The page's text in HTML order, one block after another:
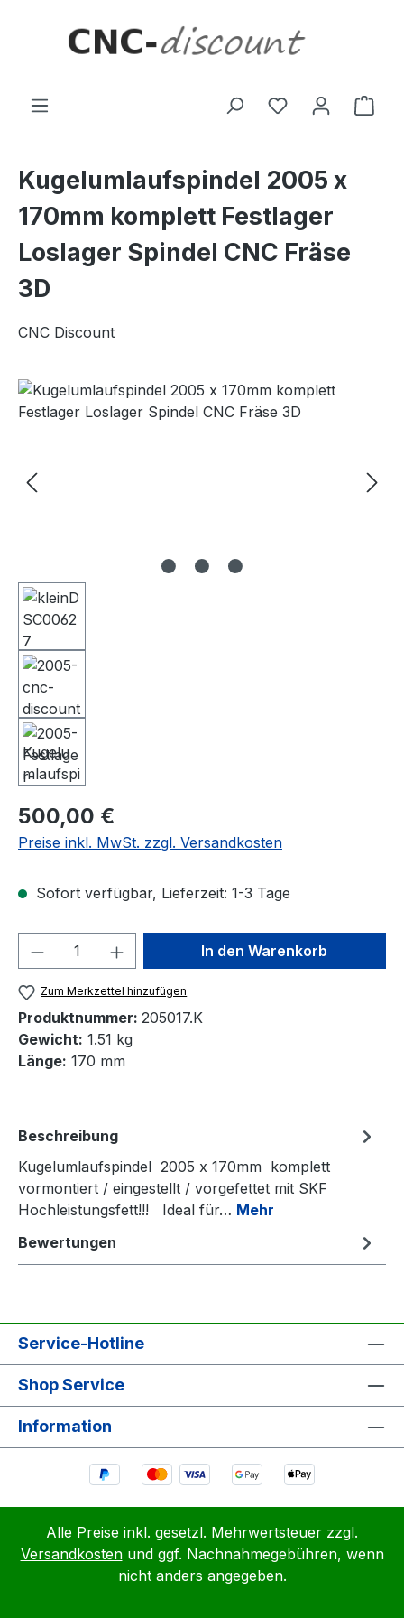
Kugelumlaufspindel 2005 x
170mm komplett Festlager
Loslager Spindel CNC Fräse
3D
CNC Discount
Bildergalerie überspringen
Regulärer Preis:
500,00 €
Preise inkl. MwSt. zzgl. Versandkosten
Sofort verfügbar, Lieferzeit: 1-3 Tage
Produkt Anzahl: Gib denIn den Warenkorb
Zum Merkzettel hinzufügen
Produktnummer: 205017.K
Gewicht: 1.51 kg
Länge: 170 mm
Beschreibung
Kugelumlaufspindel 2005 x 170mm komplett
vormontiert / eingestellt / vorgefettet mit SKF
Hochleistungsfett!!! Ideal für… Mehr
Bewertungen
Service-Hotline
Shop Service
Information
Alle Preise inkl. gesetzl. Mehrwertsteuer zzgl.
Versandkostenund ggf. Nachnahmegebühren, wenn
nicht anders angegeben.